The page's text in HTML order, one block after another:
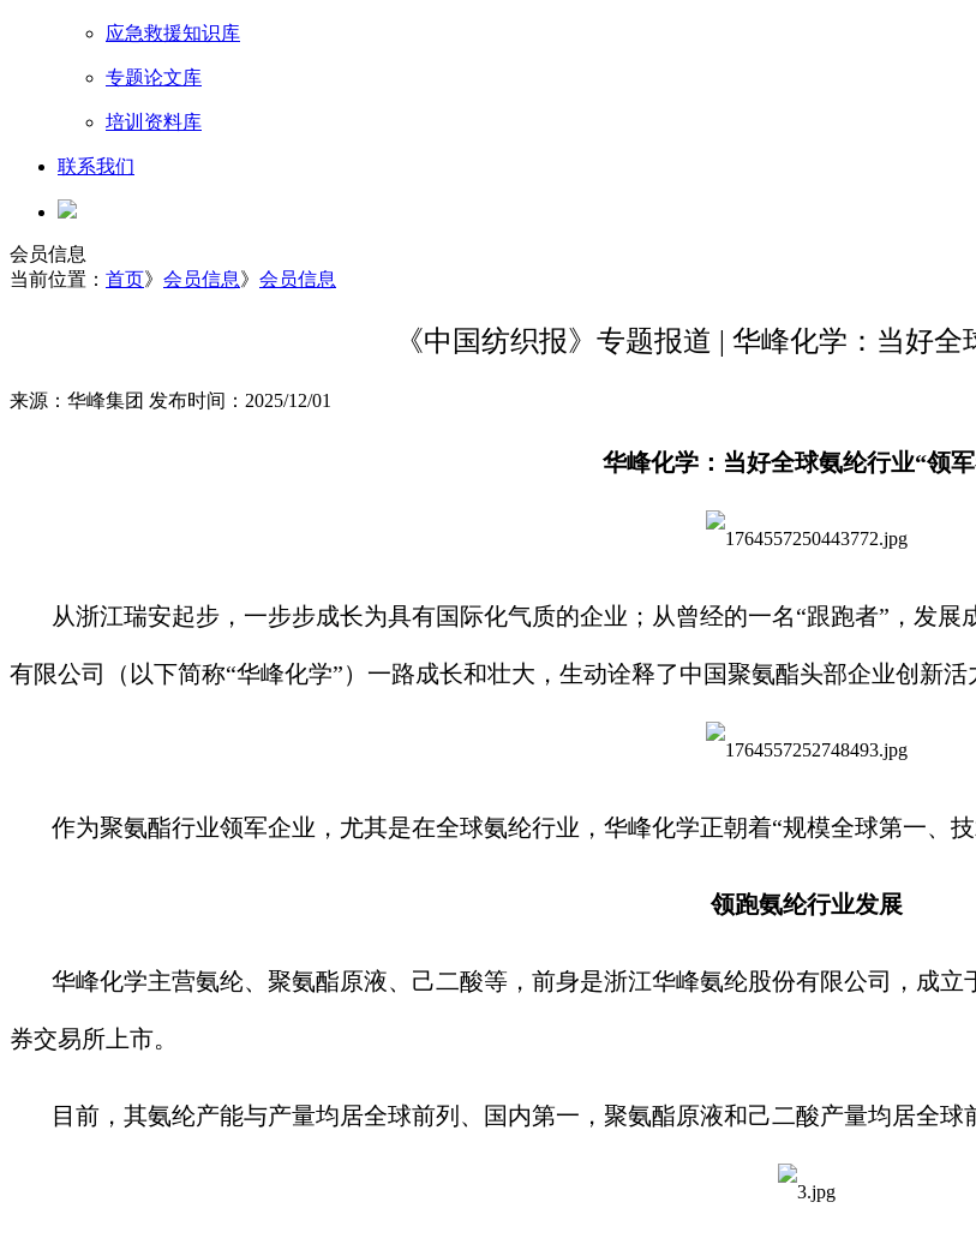
应急救援知识库
专题论文库
培训资料库
联系我们
会员信息
当前位置： 首页》 会员信息》 会员信息
《中国纺织报》专题报道 | 华峰化学：当好全
来源：华峰集团 发布时间：2025/12/01
华峰化学：当好全球氨纶行业“领
从浙江瑞安起步，一步步成长为具有国际化气质的企业；从曾经的一名“跟跑者”，发
有限公司（以下简称“华峰化学”）一路成长和壮大，生动诠释了中国聚氨酯头部企业创新活
作为聚氨酯行业领军企业，尤其是在全球氨纶行业，华峰化学正朝着“规模全球第一、
领跑氨纶行业发展
华峰化学主营氨纶、聚氨酯原液、己二酸等，前身是浙江华峰氨纶股份有限公司，成
券交易所上市。
目前，其氨纶产能与产量均居全球前列、国内第一，聚氨酯原液和己二酸产量均居全球